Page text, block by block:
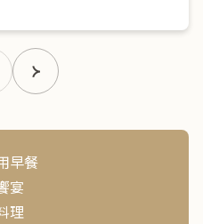
早餐
宴
理